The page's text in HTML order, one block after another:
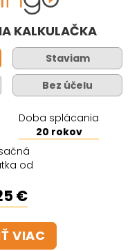
KALKULAČKA
Staviam
Bez účelu
Doba splácania
20 rokov
od
€
VIAC